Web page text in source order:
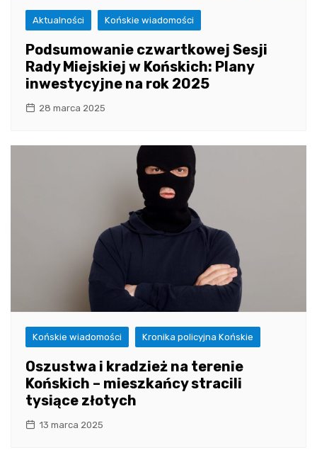
Aktualności Końskie wiadomości
Podsumowanie czwartkowej Sesji
Rady Miejskiej w Końskich: Plany
inwestycyjne na rok 2025
28 marca 2025
Końskie wiadomości Kronika policyjna Końskie
Oszustwa i kradzież na terenie
Końskich – mieszkańcy stracili
tysiące złotych
13 marca 2025